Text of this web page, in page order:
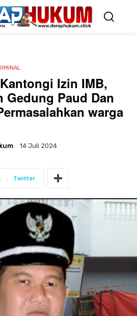
Izin IMB,
Gedung Paud Dan
warga
14 Juli 2024
Twitter